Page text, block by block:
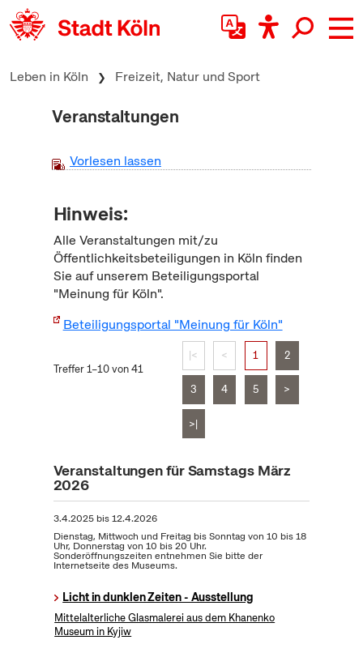
zum Inhalt springen
Leben in Köln Freizeit, Natur und Sport
Veranstaltungen
Vorlesen lassen
Hinweis:
Alle Veranstaltungen mit/zu
Öffentlichkeitsbeteiligungen in Köln finden
Sie auf unserem Beteiligungsportal
"Meinung für Köln".
Beteiligungsportal "Meinung für Köln"
Treffer 1–10 von 41
|< < 1 2
3 4 5 >
>|
Veranstaltungen für Samstags März
2026
3.4.2025bis12.4.2026
Dienstag, Mittwoch und Freitag bis Sonntag von 10 bis 18
Uhr, Donnerstag von 10 bis 20 Uhr.
Sonderöffnungszeiten entnehmen Sie bitte der
Internetseite des Museums.
Licht in dunklen Zeiten - Ausstellung
Mittelalterliche Glasmalerei aus dem Khanenko
Museum in Kyjiw